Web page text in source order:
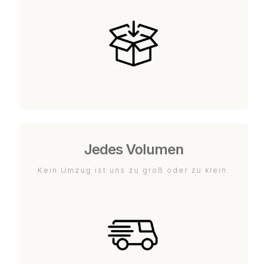
Jedes Volumen
Kein Umzug ist uns zu groß oder zu klein.